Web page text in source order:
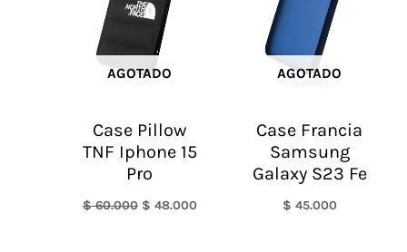
AGOTADO
Case Pillow
TNF Iphone 15
Pro
$60.000 $ 48.000
AGOTADO
Case Francia
Samsung
Galaxy S23 Fe
$ 45.000